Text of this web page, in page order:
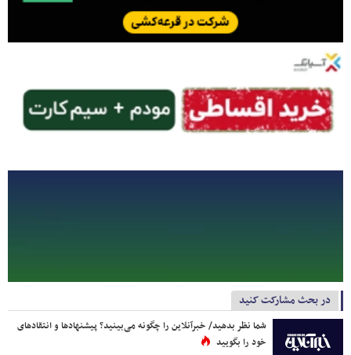
در بحث مشارکت کنید
شما نظر بدهید/ خبرآنلاین را چگونه می‌بینید؟ پیشنهادها و انتقادهای
خود را بگویید